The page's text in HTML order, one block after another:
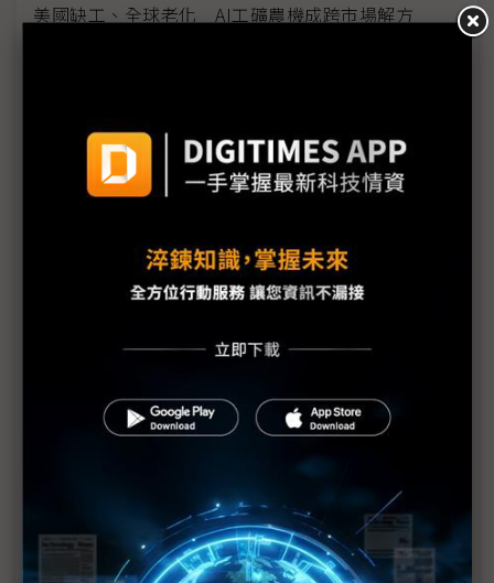
美國缺工、全球老化 AI工礦農機成跨市場解方
高通擬以2奈米訂單換AP全包 三星晶圓代工吃補、
Exynos吃苦
誰將主導Robotaxi未來市場？ 黃仁勳、Elon Musk
高通新晶片效能仍不及兩年前蘋果M4 鎖定平價NB
市場